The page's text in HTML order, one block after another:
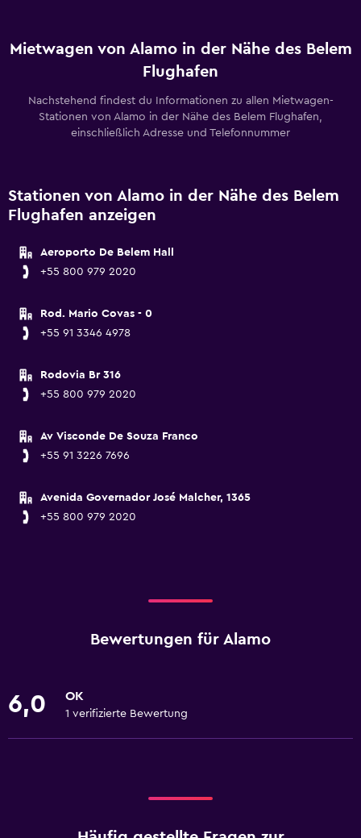
Mietwagen von Alamo in der Nähe des Belem
Flughafen
Nachstehend findest du Informationen zu allen Mietwagen-
Stationen von Alamo in der Nähe des Belem Flughafen,
einschließlich Adresse und Telefonnummer
Stationen von Alamo in der Nähe des Belem
Flughafen anzeigen
Aeroporto De Belem Hall
+55 800 979 2020
Rod. Mario Covas - 0
+55 91 3346 4978
Rodovia Br 316
+55 800 979 2020
Av Visconde De Souza Franco
+55 91 3226 7696
Avenida Governador José Malcher, 1365
+55 800 979 2020
Bewertungen für Alamo
6,0 OK
1 verifizierte Bewertung